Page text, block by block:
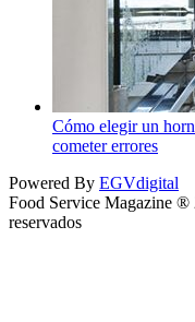
Cómo elegir un
cometer errores
Powered By EGVdigital
Food Service Magazine ®
reservados